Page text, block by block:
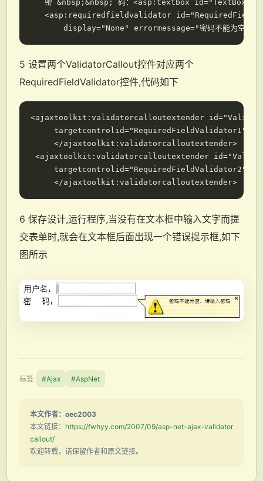
密 &nbsp;&nbsp; 码：<asp:textbox
<asp:requiredfieldvalidator
5 设置两个ValidatorCallout控件对应两个
RequiredFieldValidator控件,代码如下
<ajaxtoolkit:validatorcalloutextender
     targetcontrolid="RequiredFieldValidator1">
     </ajaxtoolkit:validatorcalloutextender>
<ajaxtoolkit:validatorcalloutextender
     targetcontrolid="RequiredFieldValidator2">
6 保存设计,运行程序,当没有在文本框中输入文字而提
交表单时,就会在文本框后面出现一个错误提示框,如下
图所示
标签 #Ajax #AspNet
本文作者：oec2003
本文链接： https://fwhyy.com/2007/09/asp-net-ajax-validator
callout/
欢迎转载，请保留作者和原文链接。